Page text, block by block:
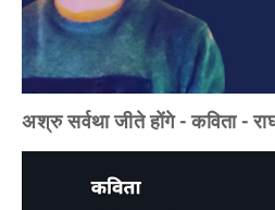
अश्रु सर्वथा जीते होंगे - कविता -